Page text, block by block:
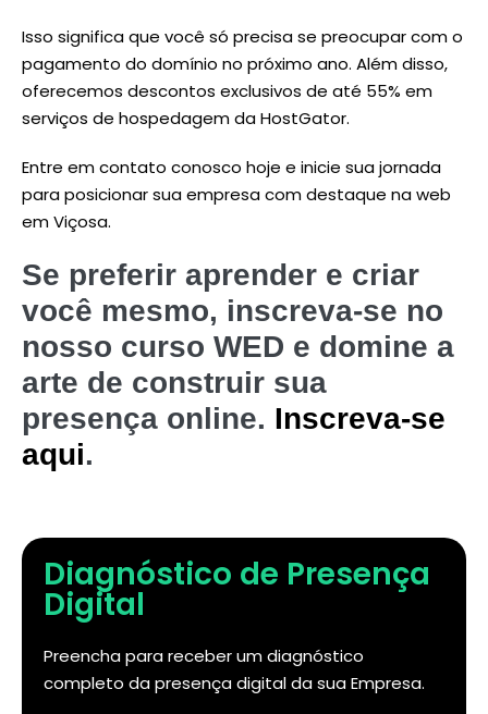
Isso significa que você só precisa se preocupar com o
pagamento do domínio no próximo ano. Além disso,
oferecemos descontos exclusivos de até 55% em
serviços de hospedagem da HostGator.
Entre em contato conosco hoje e inicie sua jornada
para posicionar sua empresa com destaque na web
em Viçosa.
Se preferir aprender e criar
você mesmo, inscreva-se no
nosso curso WED e domine a
arte de construir sua
presença online. Inscreva-se
aqui.
Diagnóstico de Presença
Digital
Preencha para receber um diagnóstico
completo da presença digital da sua Empresa.